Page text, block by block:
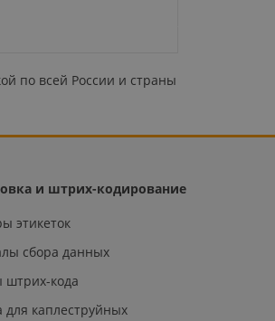
по всей России и страны
и штрих-кодирование
этикеток
сбора данных
штрих-кода
для каплеструйных